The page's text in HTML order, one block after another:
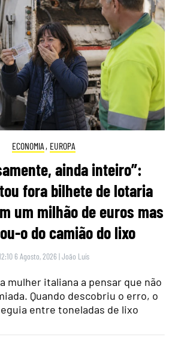
ECONOMIA , EUROPA
ainda inteiro”:
fora bilhete de lotaria
um milhão de euros mas
o do camião do lixo
6 Agosto, 2026 |João Luís
mulher italiana a pensar que não
Quando descobriu o erro, o
entre toneladas de lixo